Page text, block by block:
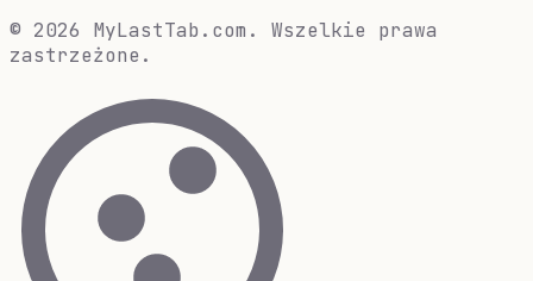
© 2026 MyLastTab.com. Wszelkie prawa
zastrzeżone.